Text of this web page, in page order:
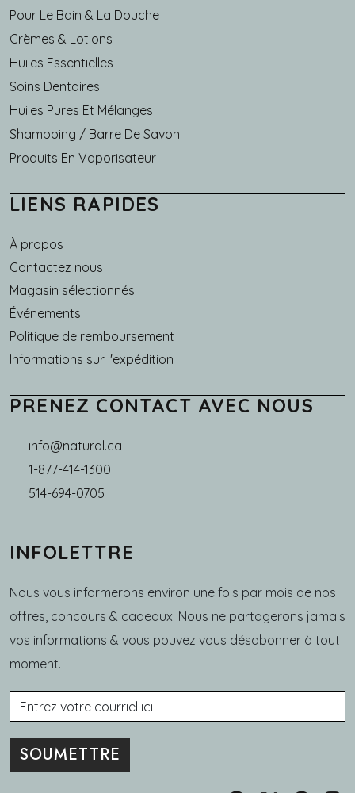
Pour Le Bain & La Douche
Crèmes & Lotions
Huiles Essentielles
Soins Dentaires
Huiles Pures Et Mélanges
Shampoing / Barre De Savon
Produits En Vaporisateur
LIENS RAPIDES
À propos
Main navigation
Contactez nous
Magasin sélectionnés
Événements
Politique de remboursement
Informations sur l'expédition
PRENEZ CONTACT AVEC NOUS
info@natural.ca
1-877-414-1300
514-694-0705
INFOLETTRE
Nous vous informerons environ une fois par mois de nos
offres, concours & cadeaux. Nous ne partagerons jamais
vos informations & vous pouvez vous désabonner à tout
moment.
Courriel